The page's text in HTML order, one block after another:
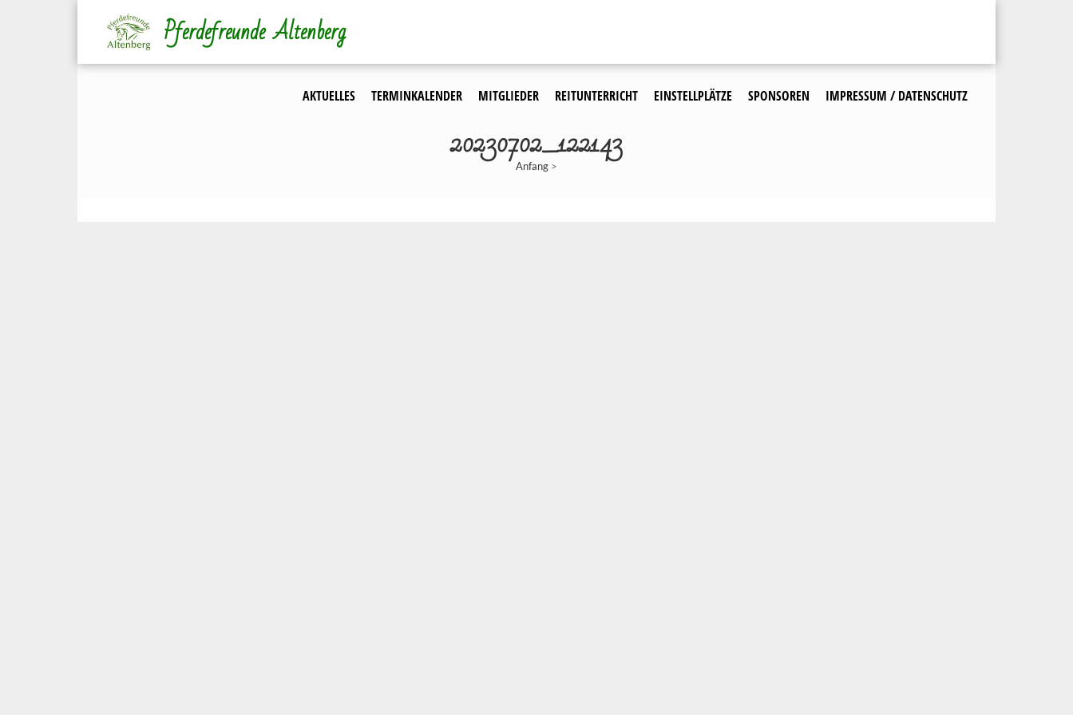
Pferdefreunde Altenberg
AKTUELLES TERMINKALENDER MITGLIEDER REITUNTERRICHT EINSTELLPLÄTZE SPONSOREN IMPRESSUM / DATENSCHUTZ
20230702_122143
Anfang >